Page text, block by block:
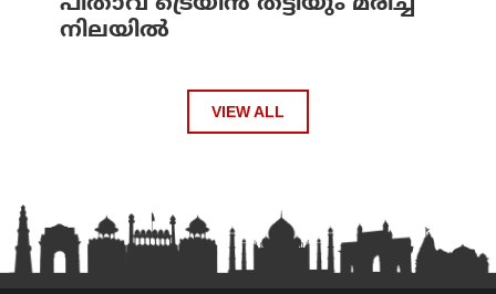
നിലയിൽ
VIEW ALL